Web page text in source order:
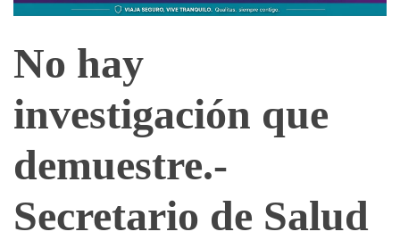
No hay
investigación que
demuestre.-
Secretario de Salud